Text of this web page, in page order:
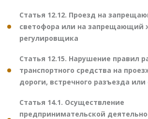
Статья 12.12. Проезд на
светофора или на запрещающий
регулировщика
Статья 12.15. Нарушение правил
транспортного средства на
дороги, встречного разъезда или
Статья 14.1. Осуществление
предпринимательской